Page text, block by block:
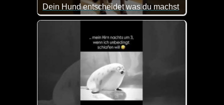
Dein Hund entscheidet was du machst
So kann das Leben mit einem Hund durchaus